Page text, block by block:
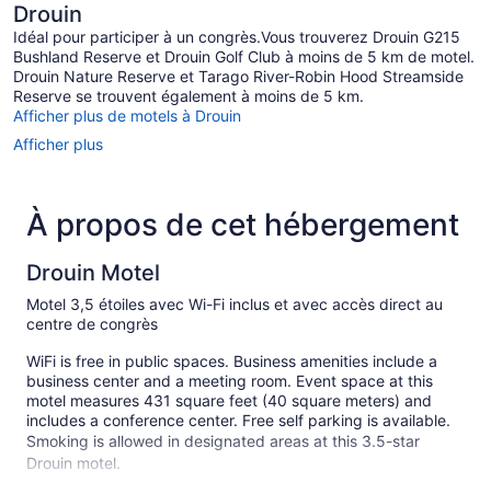
Drouin
Idéal pour participer à un congrès.Vous trouverez Drouin G215
Bushland Reserve et Drouin Golf Club à moins de 5 km de motel.
Drouin Nature Reserve et Tarago River-Robin Hood Streamside
Reserve se trouvent également à moins de 5 km.
Afficher plus de motels à Drouin
Afficher plus
À propos de cet hébergement
Drouin Motel
Motel 3,5 étoiles avec Wi-Fi inclus et avec accès direct au
centre de congrès
WiFi is free in public spaces. Business amenities include a
business center and a meeting room. Event space at this
motel measures 431 square feet (40 square meters) and
includes a conference center. Free self parking is available.
Smoking is allowed in designated areas at this 3.5-star
Drouin motel.